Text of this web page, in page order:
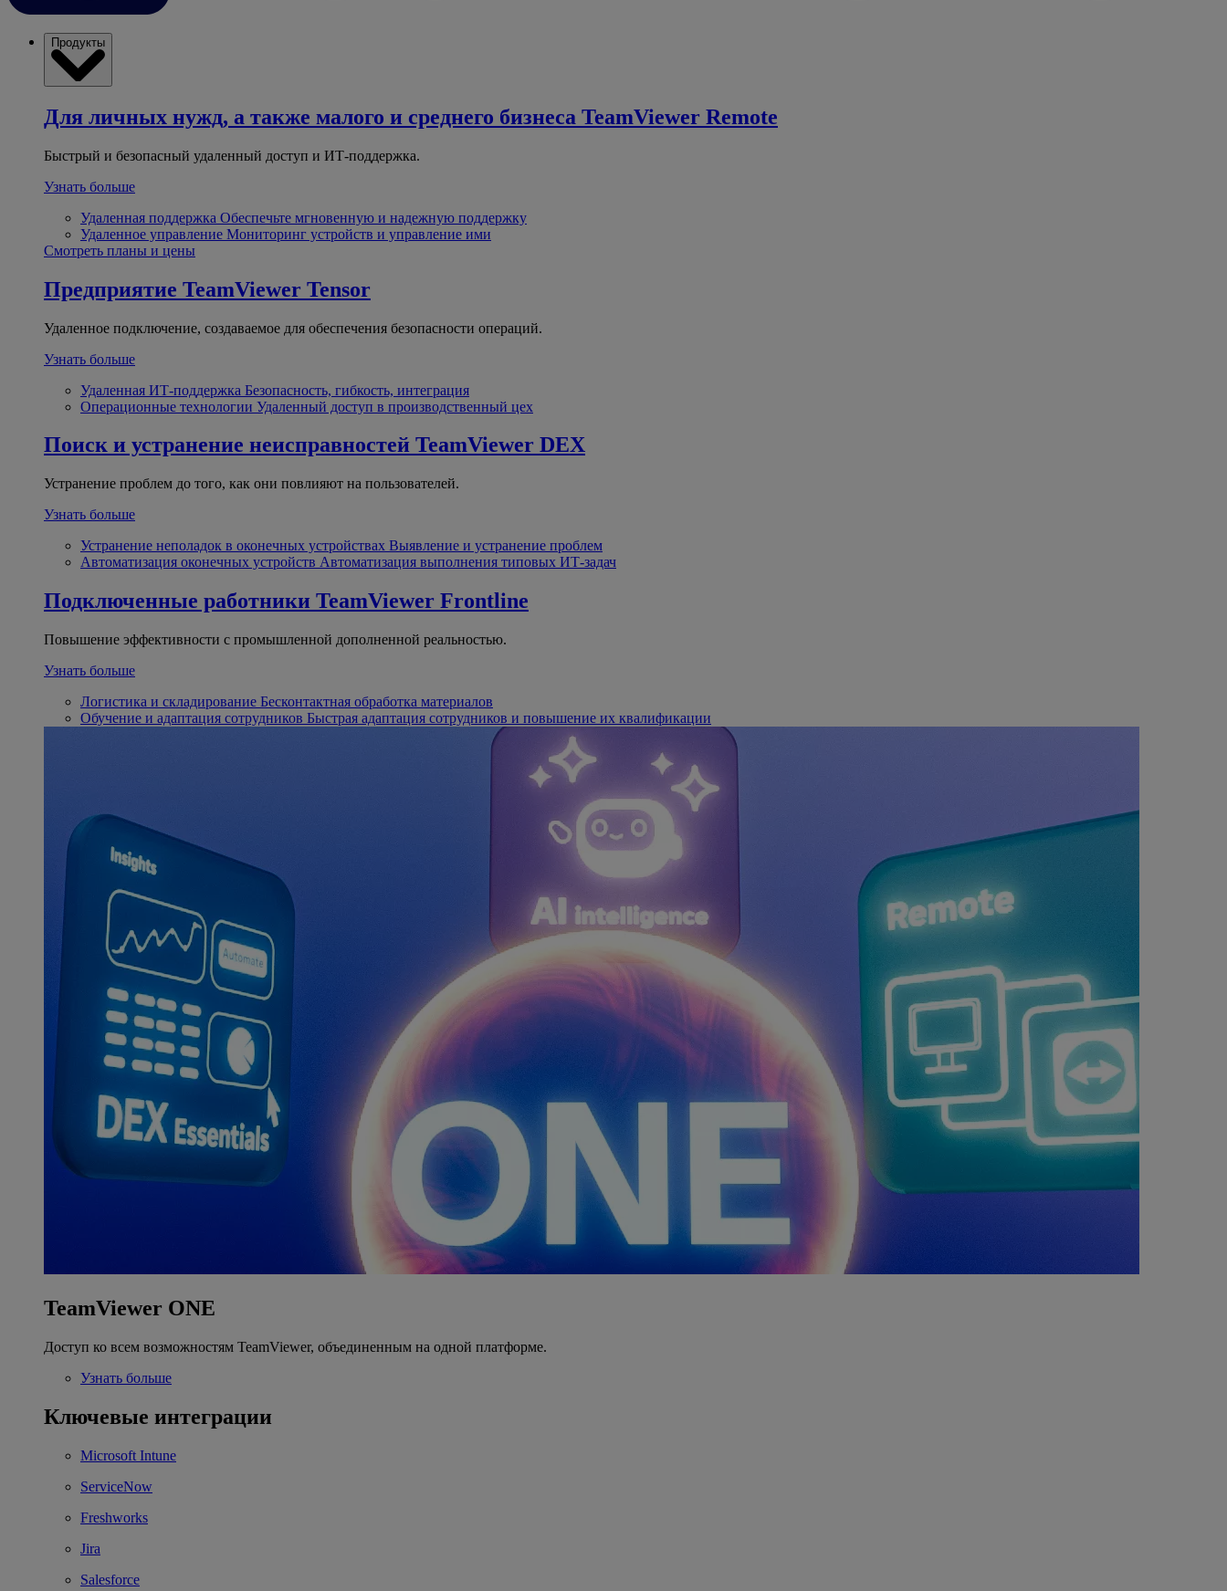
Продукты
Для личных нужд, а также малого и среднего бизнеса TeamViewer Remote
Быстрый и безопасный удаленный доступ и ИТ-поддержка.
Узнать больше
Удаленная поддержка Обеспечьте мгновенную и надежную поддержку
Удаленное управление Мониторинг устройств и управление ими
Смотреть планы и цены
Предприятие TeamViewer Tensor
Удаленное подключение, создаваемое для обеспечения безопасности операций.
Узнать больше
Удаленная ИТ-поддержка Безопасность, гибкость, интеграция
Операционные технологии Удаленный доступ в производственный цех
Поиск и устранение неисправностей TeamViewer DEX
Устранение проблем до того, как они повлияют на пользователей.
Узнать больше
Устранение неполадок в оконечных устройствах Выявление и устранение проблем
Автоматизация оконечных устройств Автоматизация выполнения типовых ИТ-задач
Подключенные работники TeamViewer Frontline
Повышение эффективности с промышленной дополненной реальностью.
Узнать больше
Логистика и складирование Бесконтактная обработка материалов
Обучение и адаптация сотрудников Быстрая адаптация сотрудников и повышение их квалификации
TeamViewer ONE
Доступ ко всем возможностям TeamViewer, объединенным на одной платформе.
Узнать больше
Ключевые интеграции
Microsoft Intune
ServiceNow
Freshworks
Jira
Salesforce